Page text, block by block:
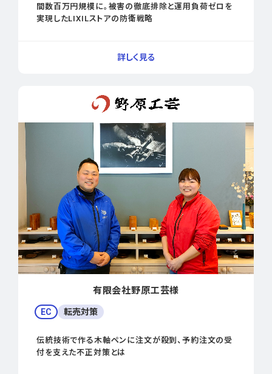
間数百万円規模に。被害の徹底排除と運用負荷ゼロを
実現したLIXILストアの防衛戦略
有限会社野原工芸様
EC 転売対策
伝統技術で作る木軸ペンに注文が殺到、予約注文の受
付を支えた不正対策とは